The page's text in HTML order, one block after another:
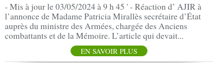
- Mis à jour le 03/05/2024 à 9 h 45 ' - Réaction d’ AJIR à
l’annonce de Madame Patricia Mirallès secrétaire d’État
auprès du ministre des Armées, chargée des Anciens
combattants et de la Mémoire. L’article qui devait...
EN SAVOIR PLUS